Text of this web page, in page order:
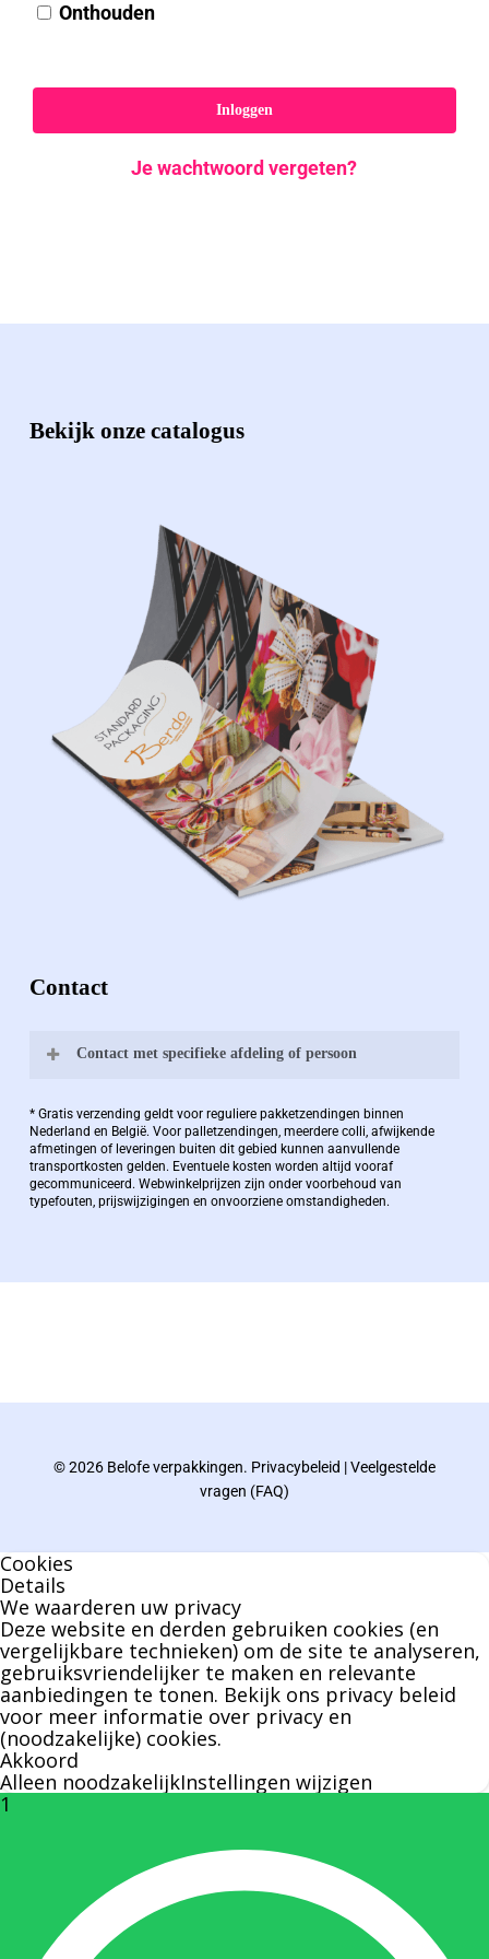
Onthouden
Inloggen
Je wachtwoord vergeten?
Bekijk onze catalogus
Contact
Contact met specifieke afdeling of persoon
Bernard Pauwels:
Zaakvoerder Berdo
bernard@berdo.be
Bernard werkt 25 uur per dag en draait voor
U kunt Bernard bellen of mailen voor vragen
over leveringen of facturen. Of als u een
specifieke persoon niet kunt bereiken zal
Bernard u graag te woord staan.
Nicole Bisscheroux:
+32(0)485 55 90 07
Onze duizendpoot!
* Gratis verzending geldt voor reguliere pakketzendingen binnen
Nederland en België. Voor palletzendingen, meerdere colli, afwijkende
afmetingen of leveringen buiten dit gebied kunnen aanvullende
transportkosten gelden. Eventuele kosten worden altijd vooraf
gecommuniceerd. Webwinkelprijzen zijn onder voorbehoud van
typefouten, prijswijzigingen en onvoorziene omstandigheden.
© 2026 Belofe verpakkingen. Privacybeleid |Veelgestelde
vragen (FAQ)
Cookies
Details
We waarderen uw privacy
Deze website en derden gebruiken cookies (en
vergelijkbare technieken) om de site te analyseren,
gebruiksvriendelijker te maken en relevante
aanbiedingen te tonen. Bekijk ons privacy beleid
voor meer informatie over privacy en
(noodzakelijke) cookies.
Akkoord
Alleen noodzakelijkInstellingen wijzigen
1